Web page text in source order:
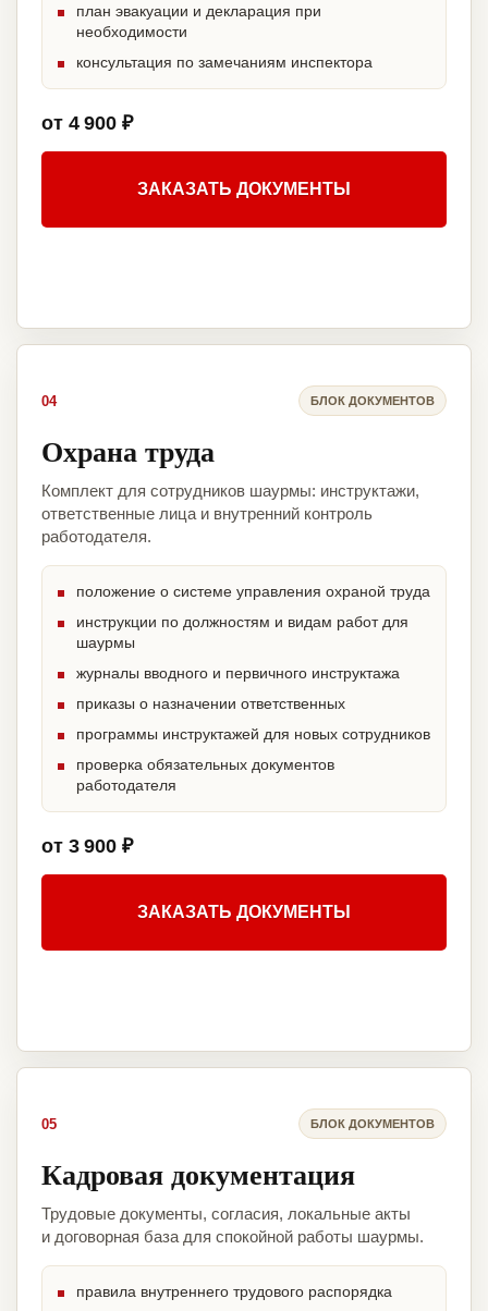
план эвакуации и декларация при
необходимости
консультация по замечаниям инспектора
от 4 900 ₽
ЗАКАЗАТЬ ДОКУМЕНТЫ
04 БЛОК ДОКУМЕНТОВ
Охрана труда
Комплект для сотрудников шаурмы: инструктажи,
ответственные лица и внутренний контроль
работодателя.
положение о системе управления охраной труда
инструкции по должностям и видам работ для
шаурмы
журналы вводного и первичного инструктажа
приказы о назначении ответственных
программы инструктажей для новых сотрудников
проверка обязательных документов
работодателя
от 3 900 ₽
ЗАКАЗАТЬ ДОКУМЕНТЫ
05 БЛОК ДОКУМЕНТОВ
Кадровая документация
Трудовые документы, согласия, локальные акты
и договорная база для спокойной работы шаурмы.
правила внутреннего трудового распорядка